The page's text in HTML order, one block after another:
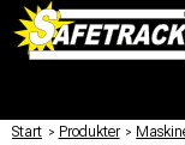
Start / Produkter /